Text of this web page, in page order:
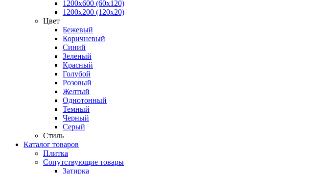
1200х600 (60х120)
1200х200 (120x20)
Цвет
Бежевый
Коричневый
Синий
Зеленый
Красный
Голубой
Розовый
Желтый
Однотонный
Темный
Черный
Серый
Стиль
Каталог товаров
Плитка
Сопутствующие товары
Затирка